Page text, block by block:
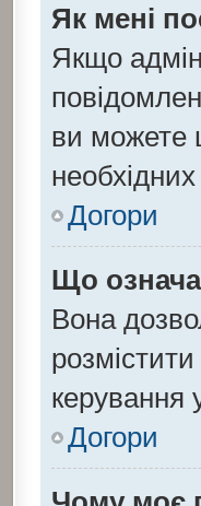
Як мені
Якщо
ви можете
Догори
Що
Вона
керування
Догори